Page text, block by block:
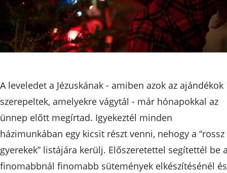
A leveledet a Jézuskának - amiben azok az ajándékok
szerepeltek, amelyekre vágytál - már hónapokkal az
ünnep előtt megírtad. Igyekeztél minden
házimunkában egy kicsit részt venni, nehogy a “rossz
gyerekek” listájára kerülj. Előszeretettel segítettél be
finomabbnál finomabb sütemények elkészítésénél